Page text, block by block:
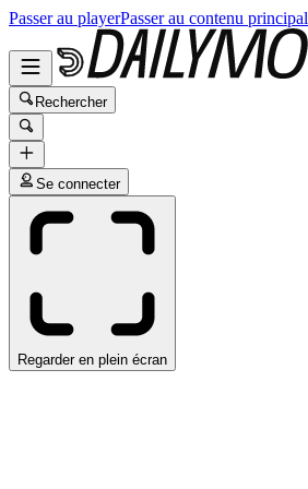
Passer au playerPasser au contenu principal
Rechercher
Se connecter
Regarder en plein écran